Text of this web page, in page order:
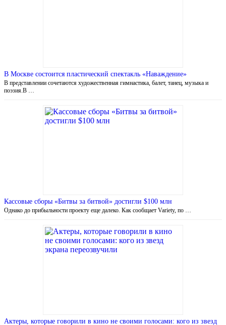
В Москве состоится пластический спектакль «Наваждение»
В представлении сочетаются художественная гимнастика, балет, танец, музыка и
поэзия.В …
Кассовые сборы «Битвы за битвой» достигли $100 млн
Однако до прибыльности проекту еще далеко. Как сообщает Variety, по …
Актеры, которые говорили в кино не своими голосами: кого из звезд